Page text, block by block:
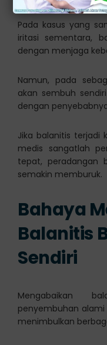
Pada kasus yang
iritasi sementara,
dengan menjaga
Namun, pada
akan sembuh
dengan
Jika balanitis terjadi
medis sangatlah
tepat, peradangan
semakin memburuk.
Bahaya
Balanitis
Sendiri
Mengabaikan
penyembuhan
menimbulkan